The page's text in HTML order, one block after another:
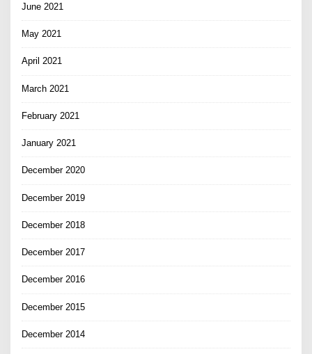
June 2021
May 2021
April 2021
March 2021
February 2021
January 2021
December 2020
December 2019
December 2018
December 2017
December 2016
December 2015
December 2014